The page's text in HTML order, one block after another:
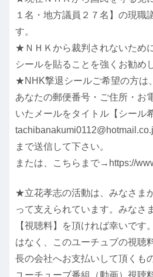
１名・地方議員２７名】の現職
す。
★ＮＨＫから裁判されないため
シールを貼ることを強くお勧め
★NHK撃退シールご希望の方は、
あなたの郵便番号・ご住所・お
いたメールをタイトル【シール
まで送信して下さい。
または、こちらまで→https://
★立花孝志の活動は、みなさま
って支えられています。みなさ
【視聴料】を頂ければ幸いです
はなく、このユーチュブの視聴
長の会社へお支払いして頂くも
ユーチューブ番組（動画）視聴